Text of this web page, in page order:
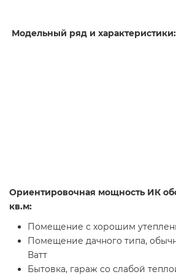
Модельный ряд и характеристики:
Ориентировочная мощность ИК
кв.м:
Помещение с хорошим
Помещение дачного типа,
Ватт
Бытовка, гараж со слабой